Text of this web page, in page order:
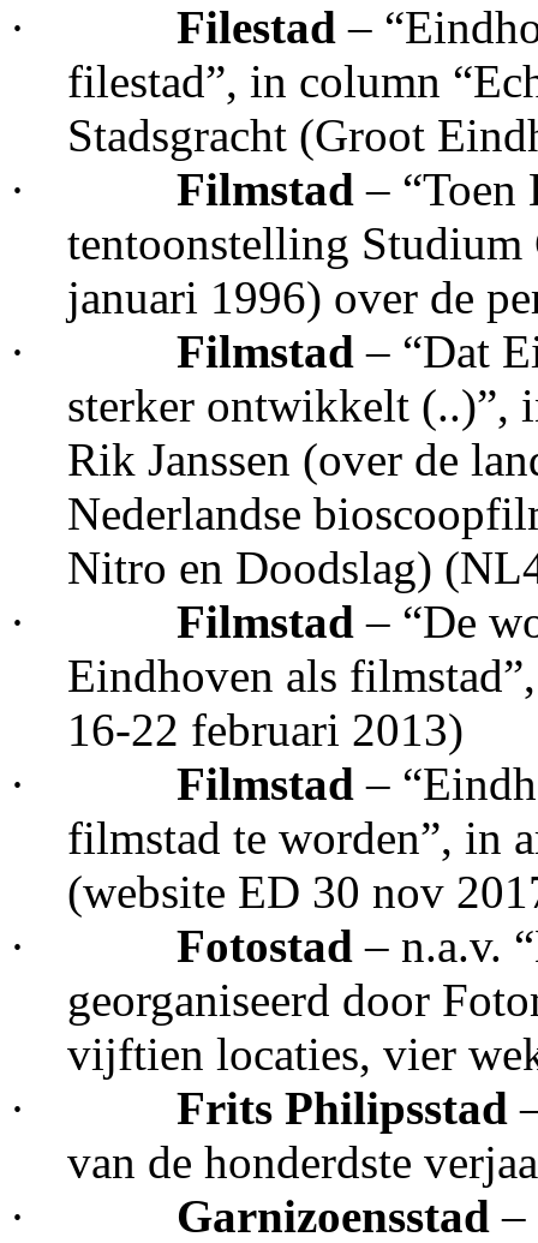
·
Filestad–
filestad”, in column
Stadsgracht (Groot
·
Filmstad– “Toen
tentoonstelling Studium
januari 1996) over de
·
Filmstad– “Dat
sterker ontwikkelt (..)”,
Rik Janssen (over de
Nederlandse
Nitro en Doodslag)
·
Filmstad– “De
Eindhoven als
16-22 februari 2013)
·
Filmstad–
filmstad te worden”, in
(website ED 30 nov
·
Fotostad– n.a.v.
georganiseerd door
vijftien locaties, vier
·
Frits Philipsstad
van de honderdste
·
Garnizoensstad –